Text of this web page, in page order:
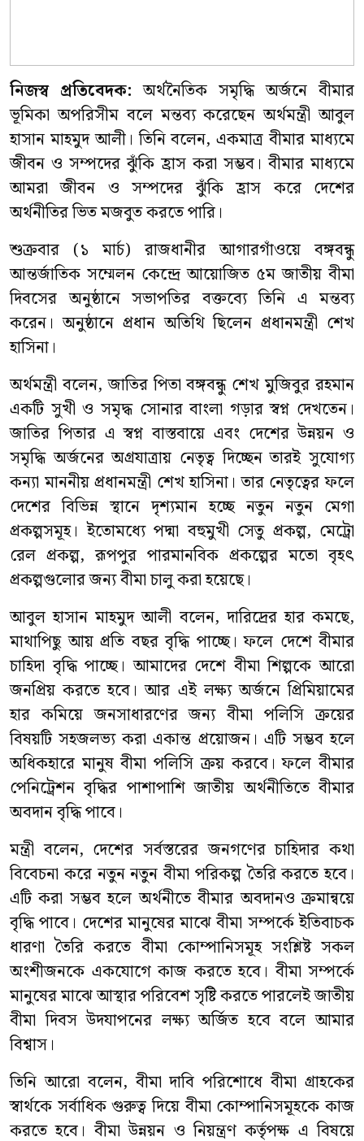
নিজস্ব প্রতিবেদক: অর্থনৈতিক সমৃদ্ধি অর্জনে বীমার
ভূমিকা অপরিসীম বলে মন্তব্য করেছেন অর্থমন্ত্রী আবুল
হাসান মাহমুদ আলী। তিনি বলেন, একমাত্র বীমার মাধ্যমে
জীবন ও সম্পদের ঝুঁকি হ্রাস করা সম্ভব। বীমার মাধ্যমে
আমরা জীবন ও সম্পদের ঝুঁকি হ্রাস করে দেশের
অর্থনীতির ভিত মজবুত করতে পারি।
শুক্রবার (১ মার্চ) রাজধানীর আগারগাঁওয়ে বঙ্গবন্ধু
আন্তর্জাতিক সম্মেলন কেন্দ্রে আয়োজিত ৫ম জাতীয় বীমা
দিবসের অনুষ্ঠানে সভাপতির বক্তব্যে তিনি এ মন্তব্য
করেন। অনুষ্ঠানে প্রধান অতিথি ছিলেন প্রধানমন্ত্রী শেখ
হাসিনা।
অর্থমন্ত্রী বলেন, জাতির পিতা বঙ্গবন্ধু শেখ মুজিবুর রহমান
একটি সুখী ও সমৃদ্ধ সোনার বাংলা গড়ার স্বপ্ন দেখতেন।
জাতির পিতার এ স্বপ্ন বাস্তবায়ে এবং দেশের উন্নয়ন ও
সমৃদ্ধি অর্জনের অগ্রযাত্রায় নেতৃত্ব দিচ্ছেন তারই সুযোগ্য
কন্যা মাননীয় প্রধানমন্ত্রী শেখ হাসিনা। তার নেতৃত্বের ফলে
দেশের বিভিন্ন স্থানে দৃশ্যমান হচ্ছে নতুন নতুন মেগা
প্রকল্পসমূহ। ইতোমধ্যে পদ্মা বহুমুখী সেতু প্রকল্প, মেট্রো
রেল প্রকল্প, রূপপুর পারমানবিক প্রকল্পের মতো বৃহৎ
প্রকল্পগুলোর জন্য বীমা চালু করা হয়েছে।
আবুল হাসান মাহমুদ আলী বলেন, দারিদ্রের হার কমছে,
মাথাপিছু আয় প্রতি বছর বৃদ্ধি পাচ্ছে। ফলে দেশে বীমার
চাহিদা বৃদ্ধি পাচ্ছে। আমাদের দেশে বীমা শিল্পকে আরো
জনপ্রিয় করতে হবে। আর এই লক্ষ্য অর্জনে প্রিমিয়ামের
হার কমিয়ে জনসাধারণের জন্য বীমা পলিসি ক্রয়ের
বিষয়টি সহজলভ্য করা একান্ত প্রয়োজন। এটি সম্ভব হলে
অধিকহারে মানুষ বীমা পলিসি ক্রয় করবে। ফলে বীমার
পেনিট্রেশন বৃদ্ধির পাশাপাশি জাতীয় অর্থনীতিতে বীমার
অবদান বৃদ্ধি পাবে।
মন্ত্রী বলেন, দেশের সর্বস্তরের জনগণের চাহিদার কথা
বিবেচনা করে নতুন নতুন বীমা পরিকল্প তৈরি করতে হবে।
এটি করা সম্ভব হলে অর্থনীতে বীমার অবদানও ক্রমান্বয়ে
বৃদ্ধি পাবে। দেশের মানুষের মাঝে বীমা সম্পর্কে ইতিবাচক
ধারণা তৈরি করতে বীমা কোম্পানিসমূহ সংশ্লিষ্ট সকল
অংশীজনকে একযোগে কাজ করতে হবে। বীমা সম্পর্কে
মানুষের মাঝে আস্থার পরিবেশ সৃষ্টি করতে পারলেই জাতীয়
বীমা দিবস উদযাপনের লক্ষ্য অর্জিত হবে বলে আমার
বিশ্বাস।
তিনি আরো বলেন, বীমা দাবি পরিশোধে বীমা গ্রাহকের
স্বার্থকে সর্বাধিক গুরুত্ব দিয়ে বীমা কোম্পানিসমূহকে কাজ
করতে হবে। বীমা উন্নয়ন ও নিয়ন্ত্রণ কর্তৃপক্ষ এ বিষয়ে